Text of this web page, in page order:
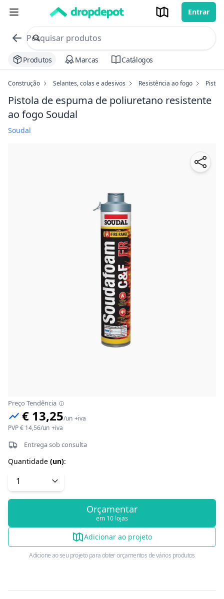
Entrar
commerce search no header
Procurar
Produtos Marcas Catálogos
Construção Selantes, colas e adesivos Resistência ao fogo
Pistola de espuma de poliuretano resistente
ao fogo Soudal
Soudal
Preço Tendência
€ 13,25/un +iva
PVP€ 14,56/un +iva
Entrega sob consulta
Quantidade (un):
Orçamentar
em 10 lojas
Adicionar ao projeto
Adicione ao seu projeto para obter orçamentos de vários produtos